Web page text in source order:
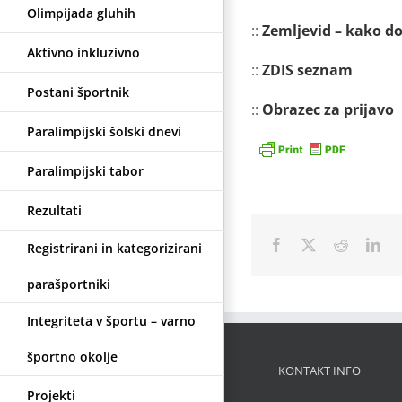
Olimpijada gluhih
Aktivno inkluzivno
Postani športnik
Paralimpijski šolski dnevi
Paralimpijski tabor
Rezultati
Registrirani in kategorizirani
parašportniki
Integriteta v športu – varno
športno okolje
Projekti
:: Zemljevid – kako
:: ZDIS seznam
:: Obrazec za prijavo
Facebook Reddit
KONTAKT INFO